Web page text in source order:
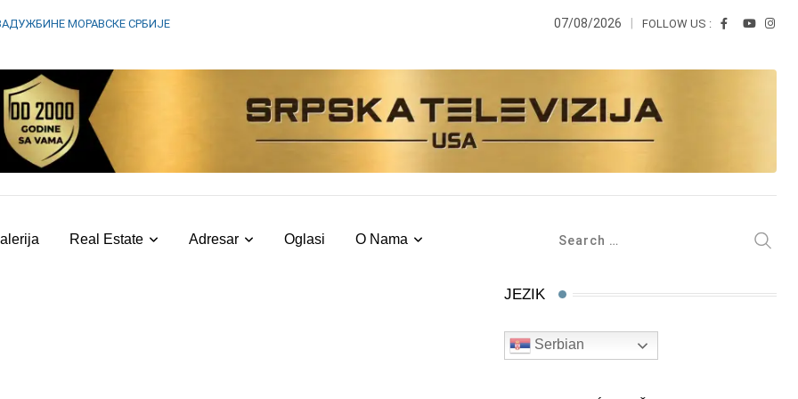
МОРАВСКЕ СРБИЈЕ 07/08/2026 FOLLOW US :
Real Estate Adresar Oglasi O Nama
JEZIK
Serbian